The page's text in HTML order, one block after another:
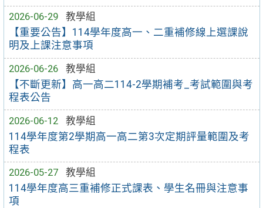
2026-06-29
教學組
【重要公告】114學年度高一、二重補修線上選課說
明及上課注意事項
2026-06-26
教學組
【不斷更新】高一高二114-2學期補考_考試範圍與考
程表公告
2026-06-12
教學組
114學年度第2學期高一高二第3次定期評量範圍及考
程表
2026-05-27
教學組
114學年度高三重補修正式課表、學生名冊與注意事
項